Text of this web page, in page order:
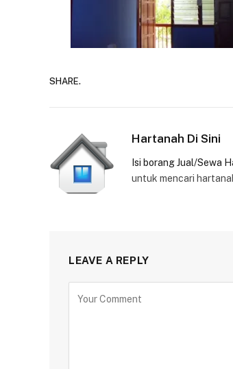
SHARE.
Hartanah Di Sini
Isi borang Jual/Sewa
untuk mencari
LEAVE A REPLY